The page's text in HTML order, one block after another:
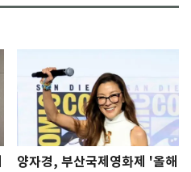
양자경, 부산국제영화제 '올해